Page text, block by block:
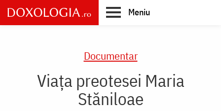
Skip
to
main
Meniu
Documentar
Viața preotesei Maria
Stăniloae